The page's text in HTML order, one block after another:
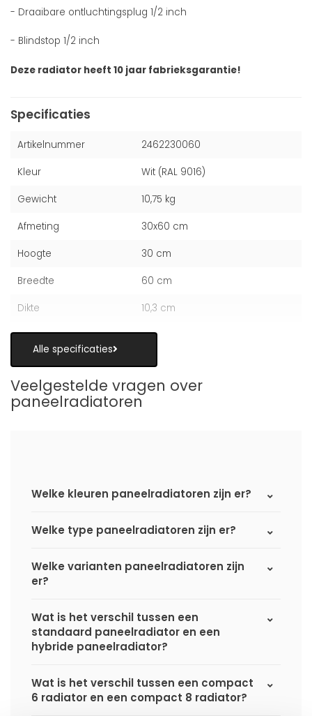
- Draaibare ontluchtingsplug 1/2 inch
- Blindstop 1/2 inch
Deze radiator heeft 10 jaar fabrieksgarantie!
Specificaties
Artikelnummer 2462230060
Kleur Wit (RAL 9016)
Gewicht 10,75 kg
Afmeting 30x60 cm
Hoogte 30 cm
Breedte 60 cm
Dikte 10,3 cm
Alle specificaties
Veelgestelde vragen over
paneelradiatoren
Welke kleuren paneelradiatoren zijn er?
Welke type paneelradiatoren zijn er?
Welke varianten paneelradiatoren zijn
er?
Wat is het verschil tussen een
standaard paneelradiator en een
hybride paneelradiator?
Wat is het verschil tussen een compact
6 radiator en een compact 8 radiator?